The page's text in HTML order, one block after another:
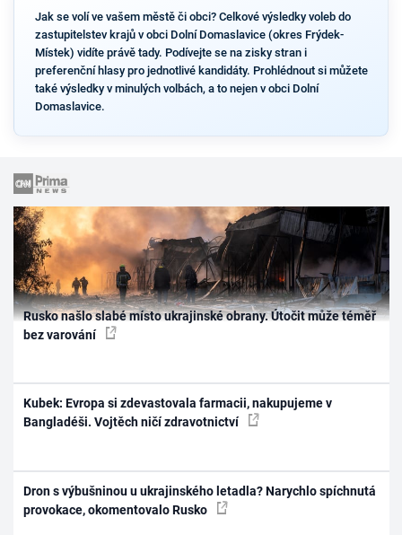
Jak se volí ve vašem městě či obci? Celkové výsledky voleb do
zastupitelstev krajů v obci Dolní Domaslavice (okres Frýdek-
Místek) vidíte právě tady. Podívejte se na zisky stran i
preferenční hlasy pro jednotlivé kandidáty. Prohlédnout si můžete
také výsledky v minulých volbách, a to nejen v obci Dolní
Domaslavice.
Rusko našlo slabé místo ukrajinské obrany. Útočit může téměř
bez varování
Kubek: Evropa si zdevastovala farmacii, nakupujeme v
Bangladéši. Vojtěch ničí zdravotnictví
Dron s výbušninou u ukrajinského letadla? Narychlo spíchnutá
provokace, okomentovalo Rusko